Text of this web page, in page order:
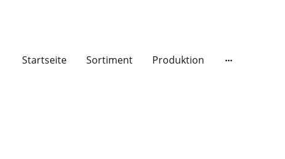
Startseite Sortiment Produktion